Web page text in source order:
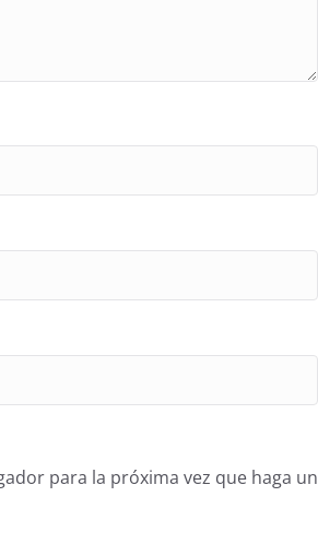
para la próxima vez que haga un